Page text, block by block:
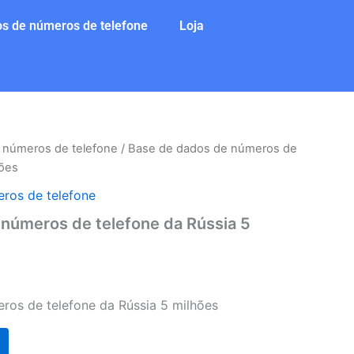
de números de telefone Loja
de telefone / Base de dados de números de
de telefone
de telefone da Rússia 5
de telefone da Rússia 5 milhões